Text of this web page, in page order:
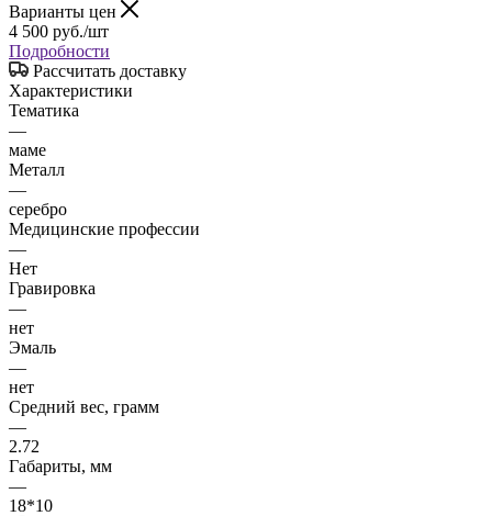
Варианты цен
4 500 руб./шт
Подробности
Рассчитать доставку
Характеристики
Тематика
—
маме
Металл
—
серебро
Медицинские профессии
—
Нет
Гравировка
—
нет
Эмаль
—
нет
Средний вес, грамм
—
2.72
Габариты, мм
—
18*10